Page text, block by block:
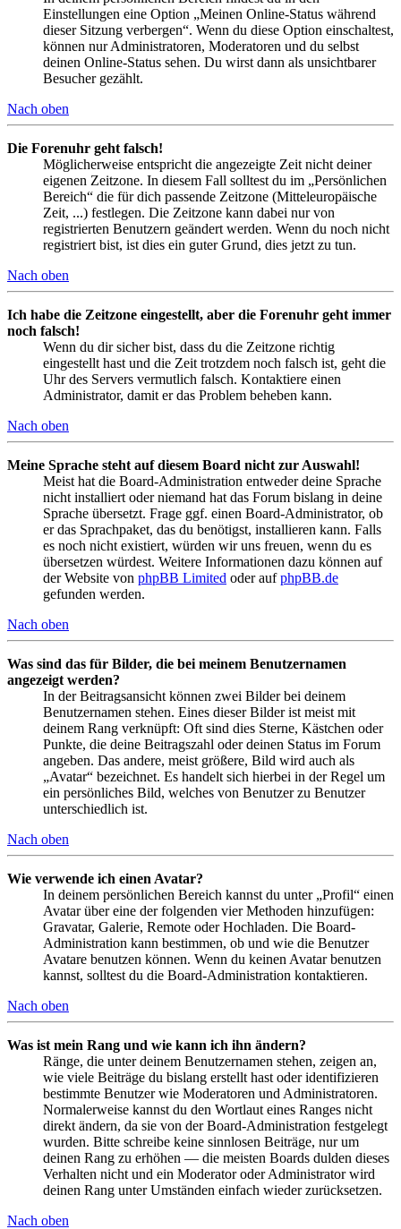
Einstellungen eine Option „Meinen Online-Status während
dieser Sitzung verbergen“. Wenn du diese Option einschaltest,
können nur Administratoren, Moderatoren und du selbst
deinen Online-Status sehen. Du wirst dann als unsichtbarer
Besucher gezählt.
Nach oben
Die Forenuhr geht falsch!
Möglicherweise entspricht die angezeigte Zeit nicht deiner
eigenen Zeitzone. In diesem Fall solltest du im „Persönlichen
Bereich“ die für dich passende Zeitzone (Mitteleuropäische
Zeit, ...) festlegen. Die Zeitzone kann dabei nur von
registrierten Benutzern geändert werden. Wenn du noch nicht
registriert bist, ist dies ein guter Grund, dies jetzt zu tun.
Nach oben
Ich habe die Zeitzone eingestellt, aber die Forenuhr geht immer
noch falsch!
Wenn du dir sicher bist, dass du die Zeitzone richtig
eingestellt hast und die Zeit trotzdem noch falsch ist, geht die
Uhr des Servers vermutlich falsch. Kontaktiere einen
Administrator, damit er das Problem beheben kann.
Nach oben
Meine Sprache steht auf diesem Board nicht zur Auswahl!
Meist hat die Board-Administration entweder deine Sprache
nicht installiert oder niemand hat das Forum bislang in deine
Sprache übersetzt. Frage ggf. einen Board-Administrator, ob
er das Sprachpaket, das du benötigst, installieren kann. Falls
es noch nicht existiert, würden wir uns freuen, wenn du es
übersetzen würdest. Weitere Informationen dazu können auf
der Website von phpBB Limited oder aufphpBB.de
gefunden werden.
Nach oben
Was sind das für Bilder, die bei meinem Benutzernamen
angezeigt werden?
In der Beitragsansicht können zwei Bilder bei deinem
Benutzernamen stehen. Eines dieser Bilder ist meist mit
deinem Rang verknüpft: Oft sind dies Sterne, Kästchen oder
Punkte, die deine Beitragszahl oder deinen Status im Forum
angeben. Das andere, meist größere, Bild wird auch als
„Avatar“ bezeichnet. Es handelt sich hierbei in der Regel um
ein persönliches Bild, welches von Benutzer zu Benutzer
unterschiedlich ist.
Nach oben
Wie verwende ich einen Avatar?
In deinem persönlichen Bereich kannst du unter „Profil“ einen
Avatar über eine der folgenden vier Methoden hinzufügen:
Gravatar, Galerie, Remote oder Hochladen. Die Board-
Administration kann bestimmen, ob und wie die Benutzer
Avatare benutzen können. Wenn du keinen Avatar benutzen
kannst, solltest du die Board-Administration kontaktieren.
Nach oben
Was ist mein Rang und wie kann ich ihn ändern?
Ränge, die unter deinem Benutzernamen stehen, zeigen an,
wie viele Beiträge du bislang erstellt hast oder identifizieren
bestimmte Benutzer wie Moderatoren und Administratoren.
Normalerweise kannst du den Wortlaut eines Ranges nicht
direkt ändern, da sie von der Board-Administration festgelegt
wurden. Bitte schreibe keine sinnlosen Beiträge, nur um
deinen Rang zu erhöhen — die meisten Boards dulden dieses
Verhalten nicht und ein Moderator oder Administrator wird
deinen Rang unter Umständen einfach wieder zurücksetzen.
Nach oben